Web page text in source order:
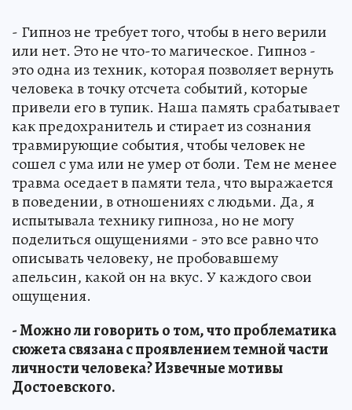
- Гипноз не требует того, чтобы в него верили
или нет. Это не что-то магическое. Гипноз -
это одна из техник, которая позволяет вернуть
человека в точку отсчета событий, которые
привели его в тупик. Наша память срабатывает
как предохранитель и стирает из сознания
травмирующие события, чтобы человек не
сошел с ума или не умер от боли. Тем не менее
травма оседает в памяти тела, что выражается
в поведении, в отношениях с людьми. Да, я
испытывала технику гипноза, но не могу
поделиться ощущениями - это все равно что
описывать человеку, не пробовавшему
апельсин, какой он на вкус. У каждого свои
ощущения.
- Можно ли говорить о том, что проблематика
сюжета связана с проявлением темной части
личности человека? Извечные мотивы
Достоевского.